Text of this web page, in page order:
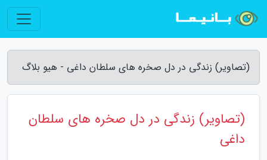
(تصاویر) زندگی در دل صخره های سلطان داغی - هیو بلاگ
(تصاویر) زندگی در دل صخره های سلطان
داغی